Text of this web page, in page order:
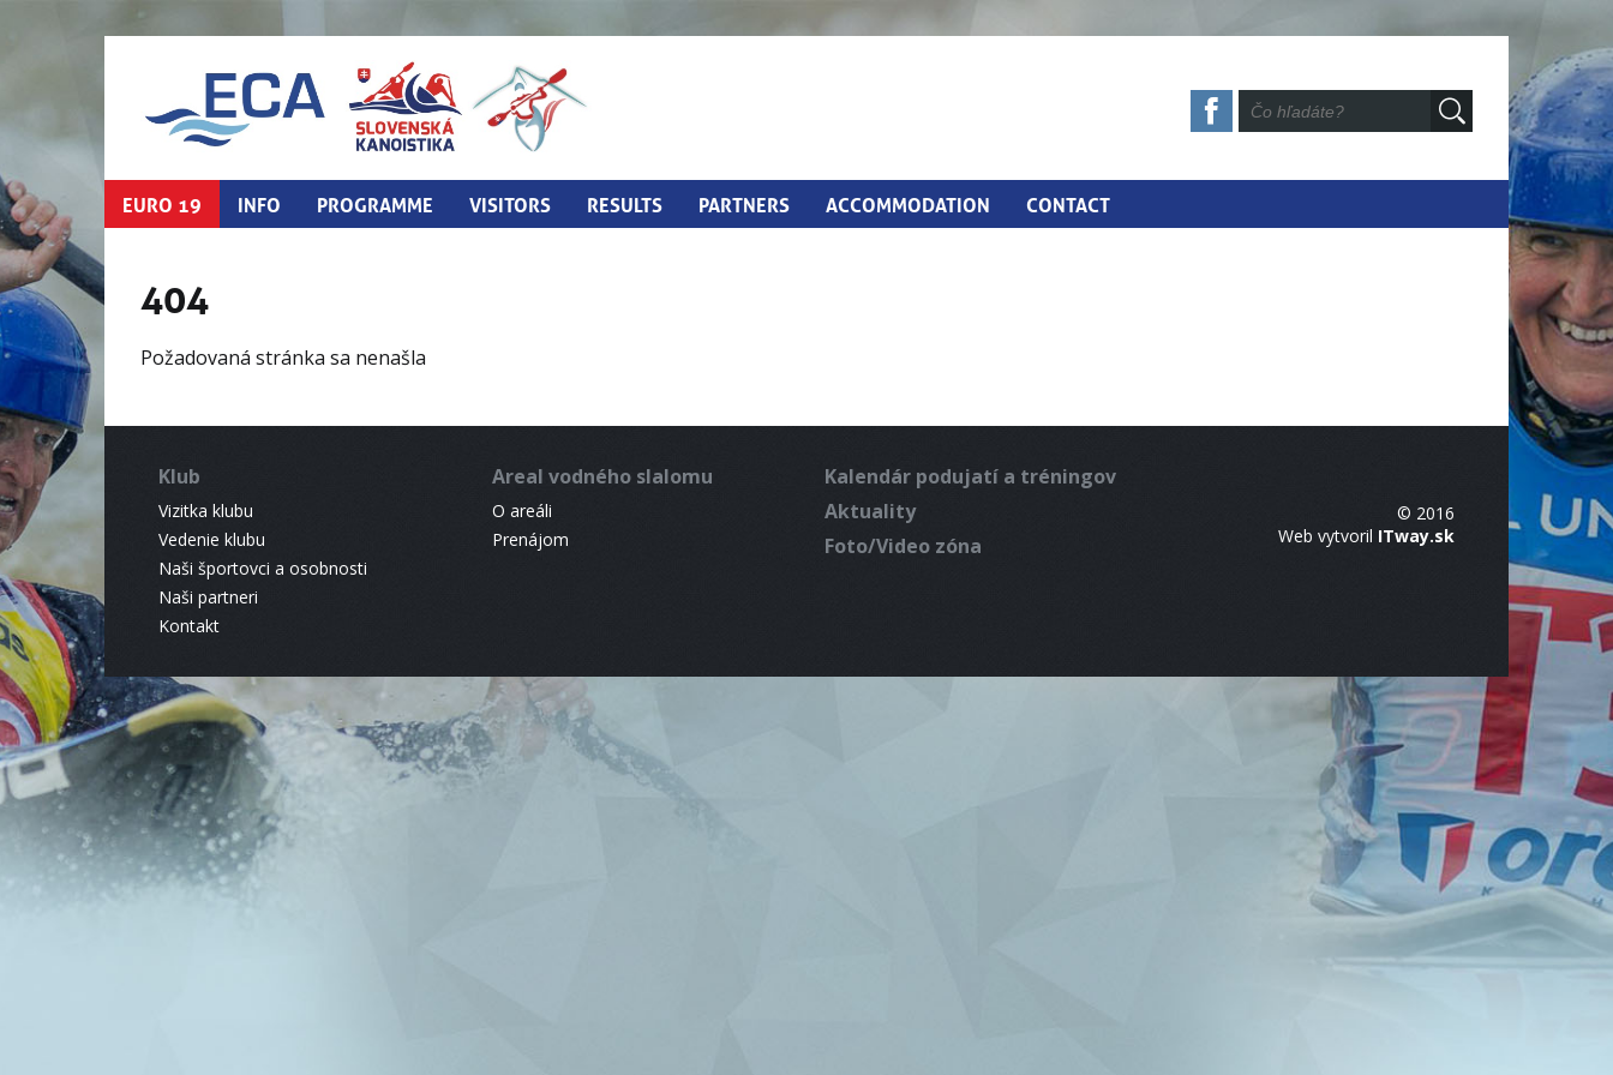
EURO 19 INFO PROGRAMME VISITORS RESULTS PARTNERS ACCOMMODATION CONTACT
404
Požadovaná stránka sa nenašla
Klub
Vizitka klubu
Vedenie klubu
Naši športovci a osobnosti
Naši partneri
Kontakt
Areal vodného slalomu
O areáli
Prenájom
Kalendár podujatí a tréningov
Aktuality
Foto/Video zóna
© 2016
Web vytvoril ITway.sk